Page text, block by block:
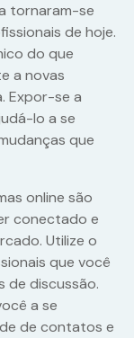
tornaram-se
de hoje.
do que
a novas
Expor-se a
lo a se
que
online são
conectado e
Utilize o
que você
de discussão.
a se
de contatos e